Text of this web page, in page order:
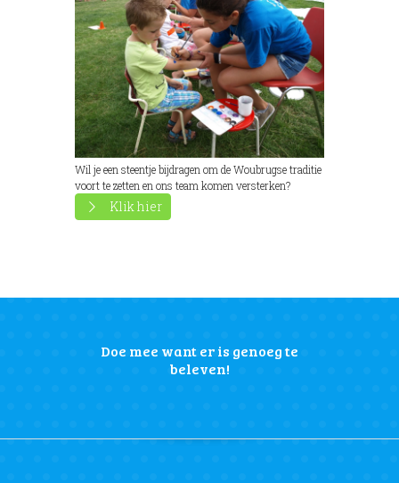
Wil je een steentje bijdragen om de Woubrugse traditie
voort te zetten en ons team komen versterken?
Klik hier
Doe mee want er is genoeg te
beleven!